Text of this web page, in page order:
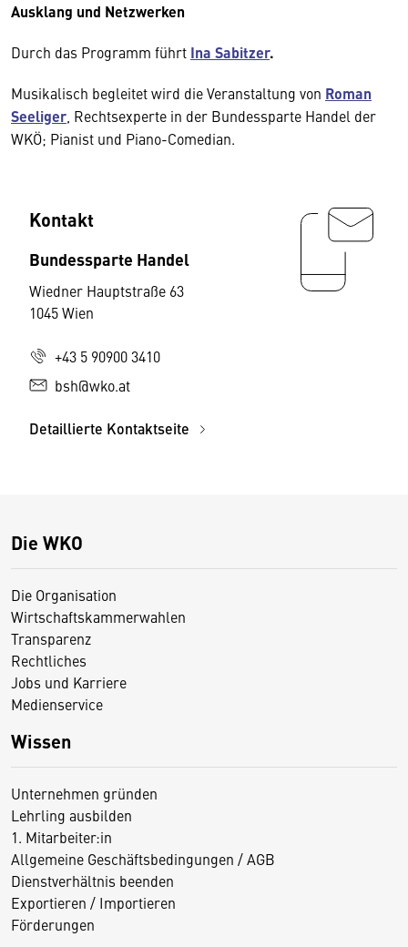
Ausklang und Netzwerken
Durch das Programm führt Ina Sabitzer.
Musikalisch begleitet wird die Veranstaltung von Roman
Seeliger , Rechtsexperte in der Bundessparte Handel der
WKÖ; Pianist und Piano-Comedian.
Kontakt
Bundessparte Handel
Wiedner Hauptstraße 63
1045 Wien
+43 5 90900 3410
bsh@wko.at
Detaillierte Kontaktseite
Die WKO
Die Organisation
Wirtschaftskammerwahlen
Transparenz
Rechtliches
Jobs und Karriere
Medienservice
Wissen
Unternehmen gründen
Lehrling ausbilden
1. Mitarbeiter:in
Allgemeine Geschäftsbedingungen / AGB
Dienstverhältnis beenden
Exportieren / Importieren
Förderungen